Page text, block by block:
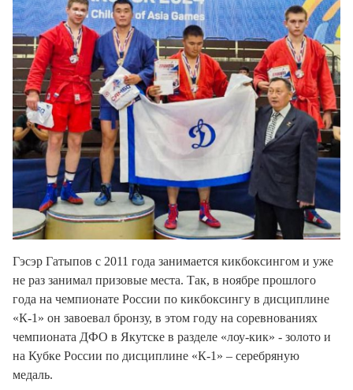
Гэсэр Гатыпов с 2011 года занимается кикбоксингом и уже
не раз занимал призовые места. Так, в ноябре прошлого
года на чемпионате России по кикбоксингу в дисциплине
«К-1» он завоевал бронзу, в этом году на соревнованиях
чемпионата ДФО в Якутске в разделе «лоу-кик» - золото и
на Кубке России по дисциплине «К-1» – серебряную
медаль.